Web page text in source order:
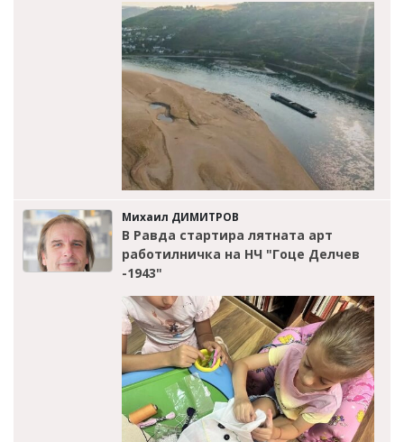
Михаил ДИМИТРОВ
В Равда стартира лятната арт
работилничка на НЧ "Гоце Делчев
-1943"